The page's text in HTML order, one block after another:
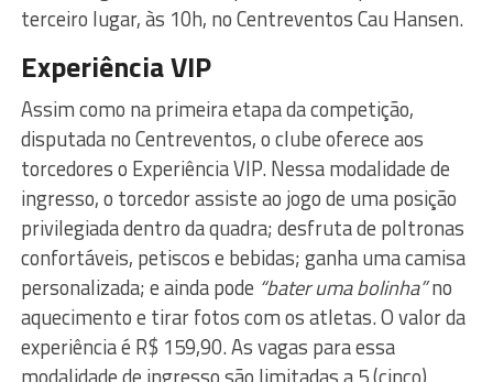
terceiro lugar, às 10h, no Centreventos Cau Hansen.
Experiência VIP
Assim como na primeira etapa da competição,
disputada no Centreventos, o clube oferece aos
torcedores o Experiência VIP. Nessa modalidade de
ingresso, o torcedor assiste ao jogo de uma posição
privilegiada dentro da quadra; desfruta de poltronas
confortáveis, petiscos e bebidas; ganha uma camisa
personalizada; e ainda pode “bater uma bolinha”no
aquecimento e tirar fotos com os atletas. O valor da
experiência é R$ 159,90. As vagas para essa